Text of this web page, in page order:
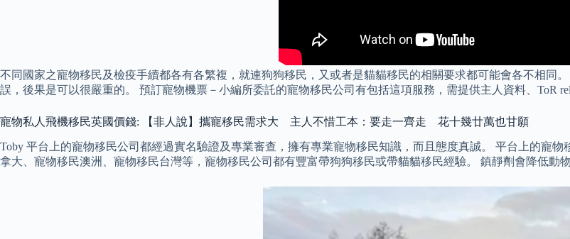
不同國家之寵物移民及檢疫手續都各有各繁複，就連狗狗移民，又或者是貓貓移民的相關要求都可能會各不相同
誤，後果是可以很嚴重的。 預訂寵物機票－小編所委託的寵物移民公司有包括這項服務，需提供主人資料、ToR
寵物私人飛機移民英國價錢: 【非人說】攜寵移民需求大 主人不惜工本：要走一齊走 花十幾廿萬也甘願
Toby 平台上的寵物移民公司都經過實名驗證及專業審查，擁有專業寵物移民知識，而且態度真誠。 平台上的寵
拿大、寵物移民澳洲、寵物移民台灣等，寵物移民公司都有豐富帶狗狗移民或帶貓貓移民經驗。 鎮靜劑會降低動